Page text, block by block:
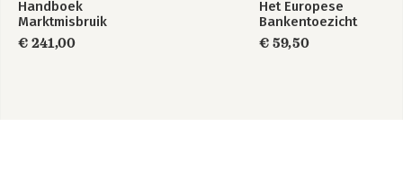
Regeling prudentieel toezicht financiële groepen Wft
Verordening Marktmisbruik
Prospectusverordening
Handboek
Marktmisbruik
€ 241,00
Het Europese
Bankentoezicht
€ 59,50